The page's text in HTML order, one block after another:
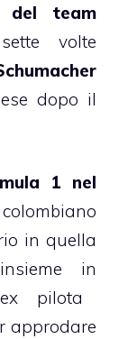
del team
volte
dopo il
1 nel
in quella
in
pilota
approdare